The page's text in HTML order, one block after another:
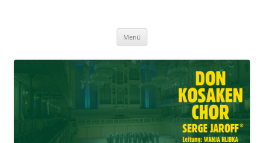
Leitung: Wanja Hlibka
Menü